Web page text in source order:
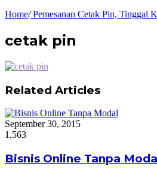
Home/Pemesanan Cetak Pin, Tinggal
cetak pin
Related Articles
September 30, 2015
1,563
Bisnis Online Tanpa